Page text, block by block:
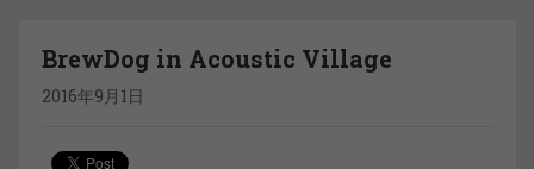
BrewDog in Acoustic Village
2016年9月1日